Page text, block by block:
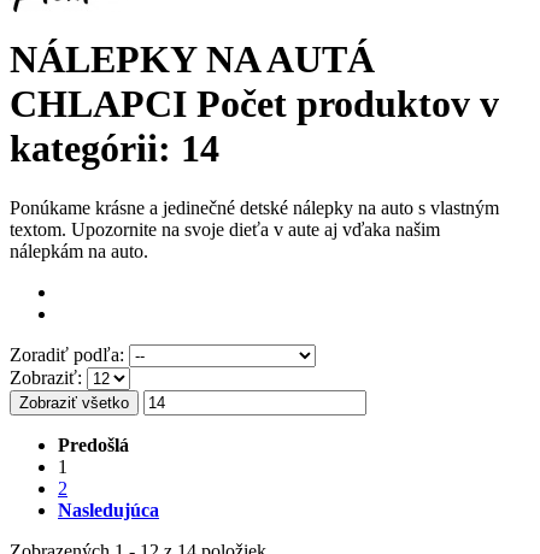
NÁLEPKY NA AUTÁ
CHLAPCI Počet produktov v
kategórii: 14
Ponúkame krásne a jedinečné detské nálepky na auto s vlastným
textom. Upozornite na svoje dieťa v aute aj vďaka našim
nálepkám na auto.
Zoradiť podľa:
Zobraziť:
Zobraziť všetko
Predošlá
1
2
Nasledujúca